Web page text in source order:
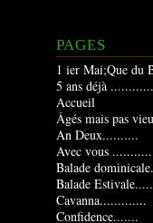
PAGES
1 ier Mai;Que du
5 ans déjà
Accueil
Âgés mais pas
An Deux..........
Avec vous ...........
Balade
Balade
Cavanna.............
Confidence.......